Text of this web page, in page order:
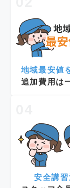
地域最安値
追加費用は
安全講習